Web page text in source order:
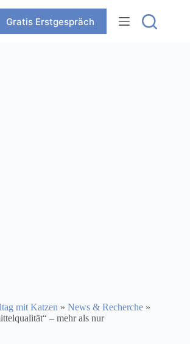
Gratis Erstgespräch
mit Katzen » News & Recherche »
– mehr als nur